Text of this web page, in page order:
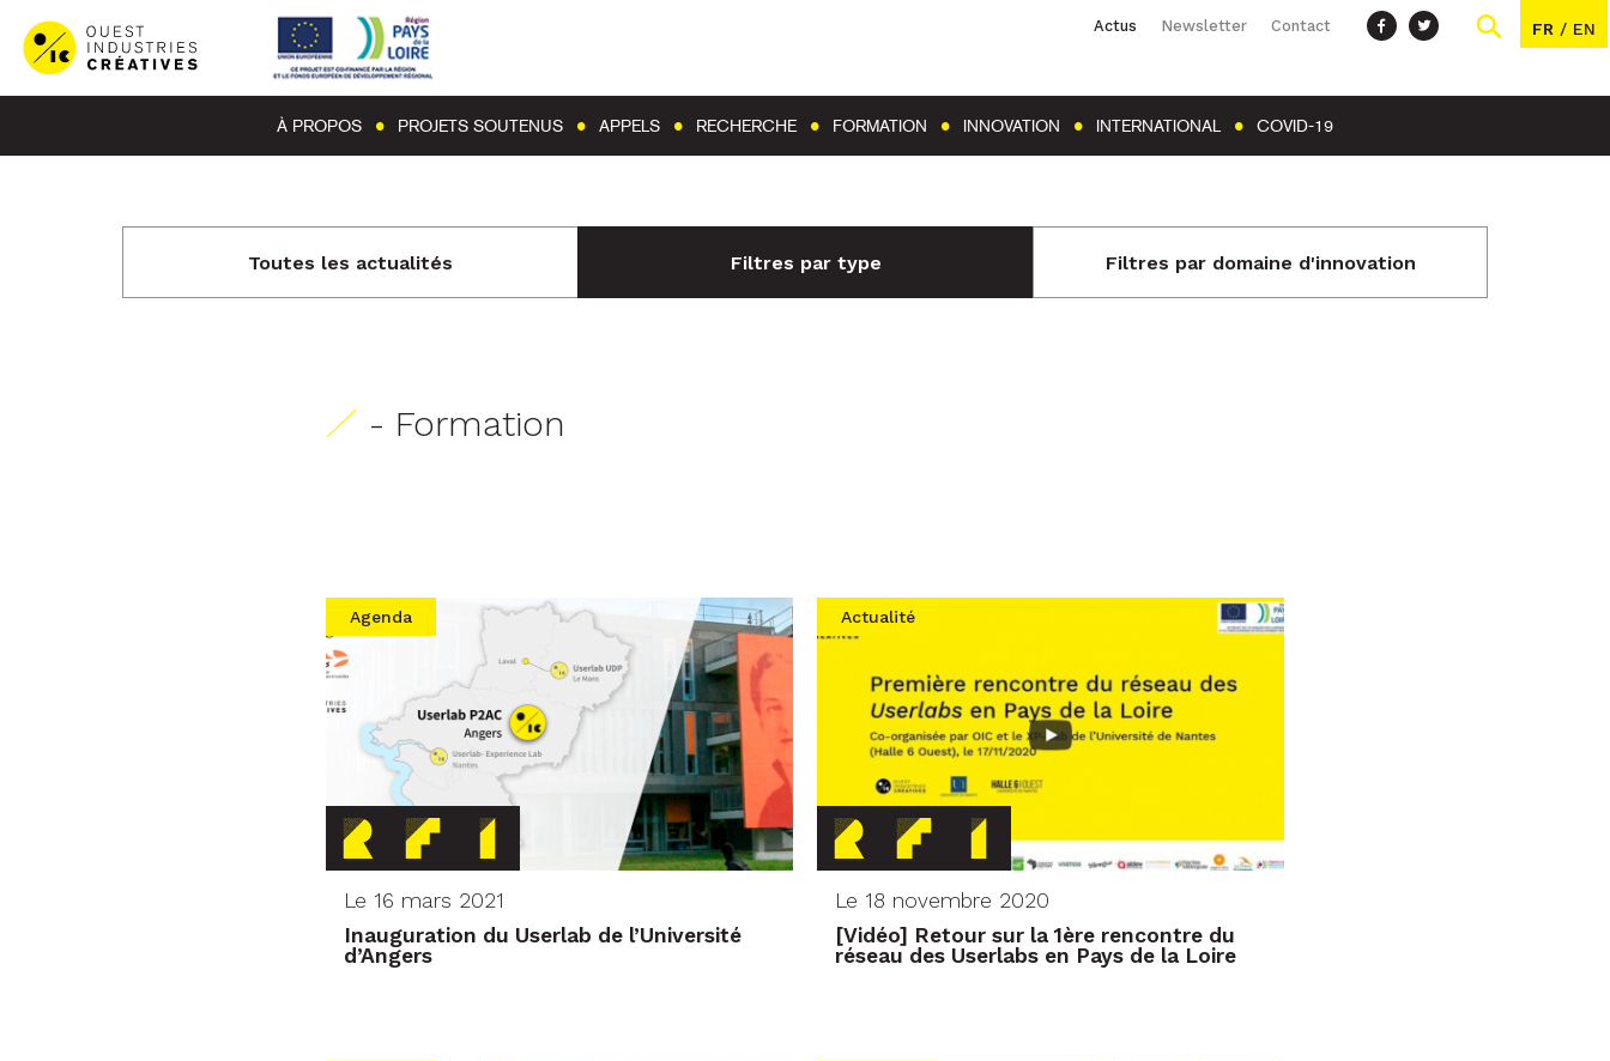
Actus Newsletter Contact FR / EN
À PROPOS PROJETS SOUTENUS APPELS RECHERCHE FORMATION INNOVATION INTERNATIONAL COVID-19
Toutes les actualités Filtres par type Filtres par domaine d'innovation
- Formation
Agenda
Le 16 mars 2021
Inauguration du Userlab de l’Université
d’Angers
Actualité
Le 18 novembre 2020
[Vidéo] Retour sur la 1ère rencontre du
réseau des Userlabs en Pays de la Loire